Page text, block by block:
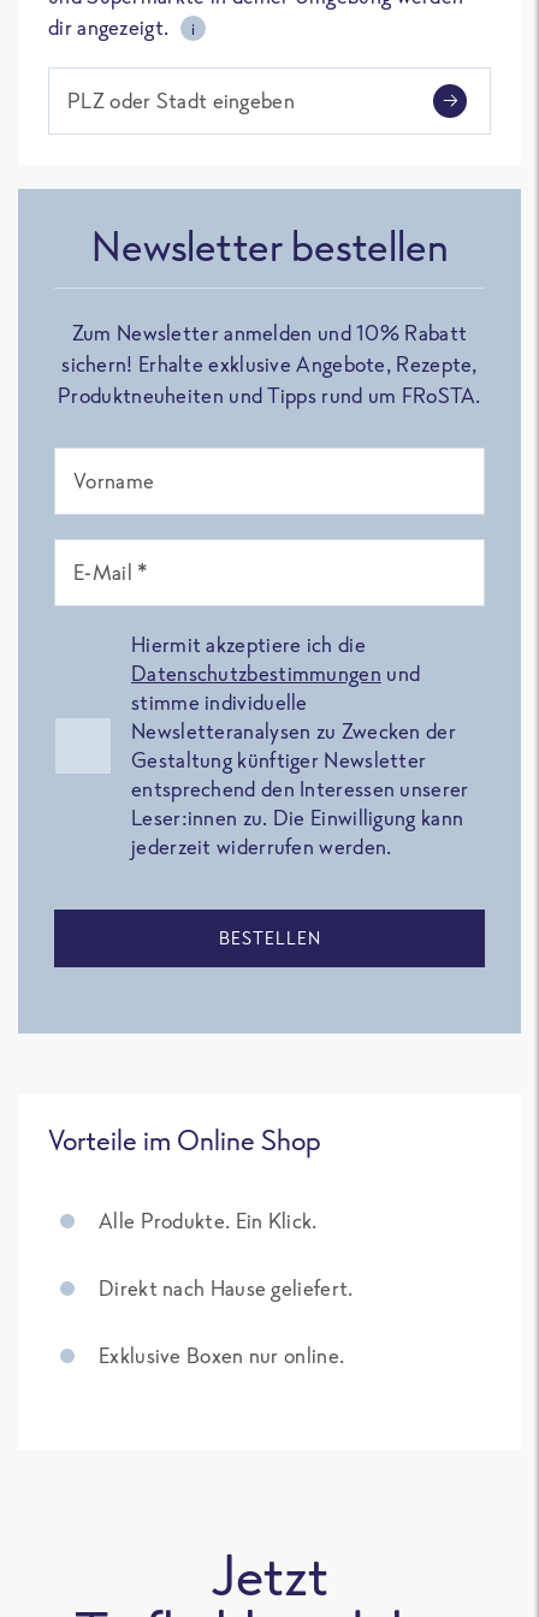
dir angezeigt.
i
PLZ oder Stadt eingeben
Newsletter bestellen
Zum Newsletter anmelden und 10% Rabatt
sichern! Erhalte exklusive Angebote, Rezepte,
Produktneuheiten und Tipps rund um FRoSTA.
Vorname
E-Mail *
Hiermit akzeptiere ich die
Datenschutzbestimmungen und
stimme individuelle
Newsletteranalysen zu Zwecken der
Gestaltung künftiger Newsletter
entsprechend den Interessen unserer
Leser:innen zu. Die Einwilligung kann
jederzeit widerrufen werden.
BESTELLEN
Vorteile im Online Shop
Alle Produkte. Ein Klick.
Direkt nach Hause geliefert.
Exklusive Boxen nur online.
Jetzt